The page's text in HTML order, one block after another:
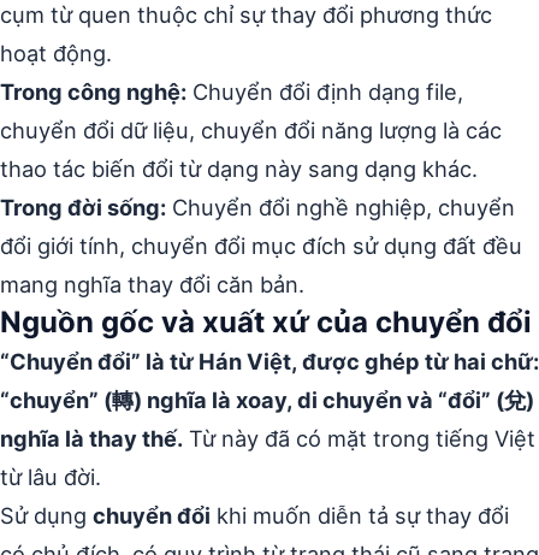
cụm từ quen thuộc chỉ sự thay đổi phương thức
hoạt động.
Trong công nghệ: Chuyển đổi định dạng file,
chuyển đổi dữ liệu, chuyển đổi năng lượng là các
thao tác biến đổi từ dạng này sang dạng khác.
Trong đời sống: Chuyển đổi nghề nghiệp, chuyển
đổi giới tính, chuyển đổi mục đích sử dụng đất đều
mang nghĩa thay đổi căn bản.
Nguồn gốc và xuất xứ của chuyển đổi
“Chuyển đổi” là từ Hán Việt, được ghép từ hai chữ:
“chuyển” (轉) nghĩa là xoay, di chuyển và “đổi” (兌)
nghĩa là thay thế. Từ này đã có mặt trong tiếng Việt
từ lâu đời.
Sử dụng chuyển đổi khi muốn diễn tả sự thay đổi